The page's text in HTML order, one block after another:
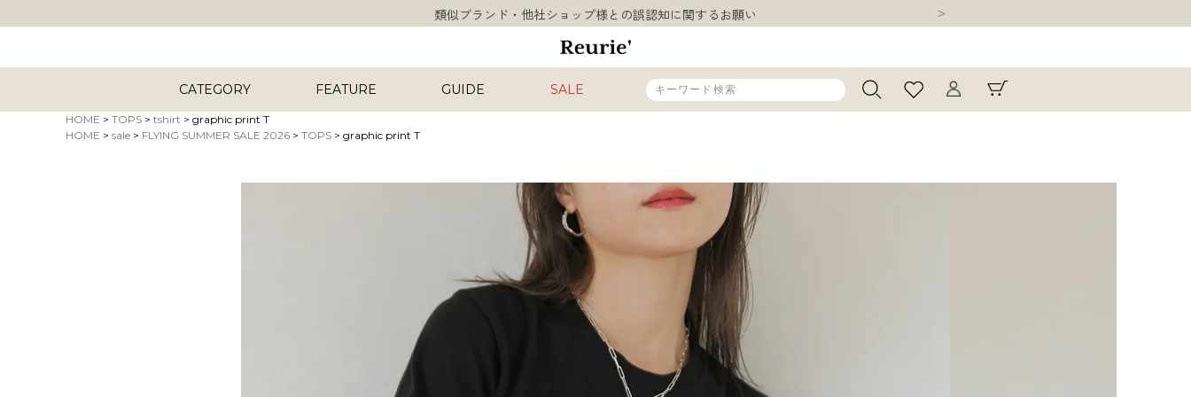
類似ブランド・他社ショップ様との誤認知に関するお願い
熊本県熊本地方を震源とする地震の影響について
お盆期間中の営業・配送に関して
類似ブランド・他社ショップ様との誤認知に関するお願い
10,000円以上ご購入で送料無料
CATEGORY FEATURE GUIDE SALE
新着 再入荷
ORIGINAL
HOME TOPS tshirt
graphic print T
HOME
sale FLYING SUMMER SALE 2026 TOPS graphic print T